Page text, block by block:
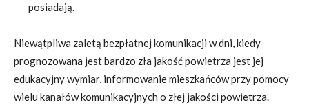
posiadają.
Niewątpliwa zaletą bezpłatnej komunikacji w dni, kiedy
prognozowana jest bardzo zła jakość powietrza jest jej
edukacyjny wymiar, informowanie mieszkańców przy pomocy
wielu kanałów komunikacyjnych o złej jakości powietrza.